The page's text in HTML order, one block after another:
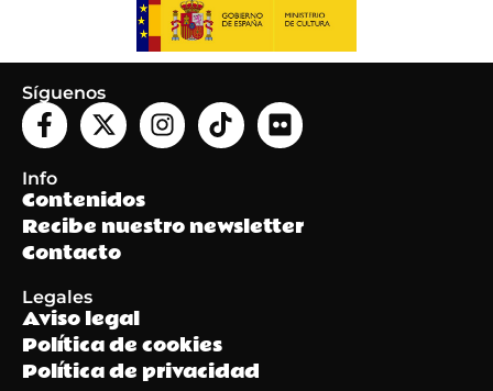
Síguenos
Info
Contenidos
Recibe nuestro newsletter
Contacto
Legales
Aviso legal
Política de cookies
Política de privacidad